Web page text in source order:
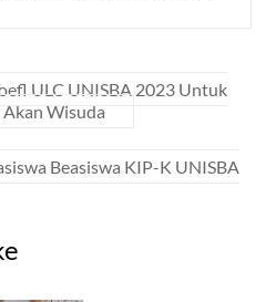
ULC UNISBA 2023 Untuk
Wisuda
Beasiswa KIP-K UNISBA